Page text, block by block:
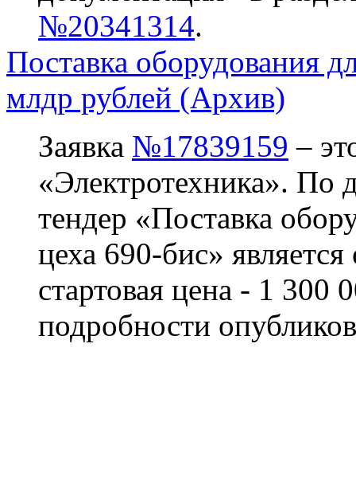
№20341314.
Поставка оборудования
млдр рублей (Архив)
Заявка №17839159 –
«Электротехника». По
тендер «Поставка
цеха 690-бис»
стартовая цена - 1 300
подробности